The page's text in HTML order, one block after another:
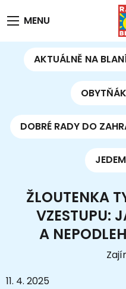
MENU
AKTUÁLNĚ NA
DOBRÉ RADY DO
ŽLOUTENKA
VZESTUPU:
A
11. 4. 2025